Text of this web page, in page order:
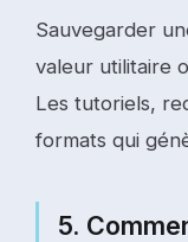
Sauvegarder
valeur utilitaire
Les tutoriels,
formats qui
5.